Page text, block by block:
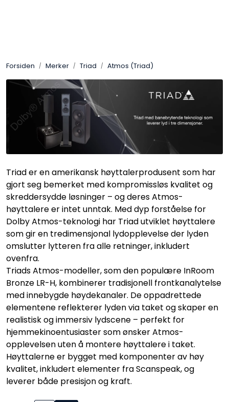
Forsiden Merker Triad Atmos (Triad)
Triad er en amerikansk høyttalerprodusent som har
gjort seg bemerket med kompromissløs kvalitet og
skreddersydde løsninger – og deres Atmos-
høyttalere er intet unntak. Med dyp forståelse for
Dolby Atmos-teknologi har Triad utviklet høyttalere
som gir en tredimensjonal lydopplevelse der lyden
omslutter lytteren fra alle retninger, inkludert
ovenfra.
Triads Atmos-modeller, som den populære InRoom
Bronze LR-H, kombinerer tradisjonell frontkanalytelse
med innebygde høydekanaler. De oppadrettede
elementene reflekterer lyden via taket og skaper en
realistisk og immersiv lydscene – perfekt for
hjemmekinoentusiaster som ønsker Atmos-
opplevelsen uten å montere høyttalere i taket.
Høyttalerne er bygget med komponenter av høy
kvalitet, inkludert elementer fra Scanspeak, og
leverer både presisjon og kraft.
SONOS
Smarthus
KNX
Stereo
Høyttalere
Kabler
Nettverk
Tilbehør
Merker